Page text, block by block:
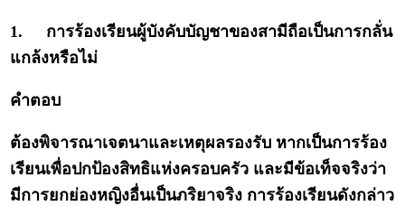
1.
การร้องเรียนผู้บังคับบัญชาของสามีถือเป็นการกลั่น
แกล้งหรือไม่
คำตอบ
ต้องพิจารณาเจตนาและเหตุผลรองรับ หากเป็นการร้อง
เรียนเพื่อปกป้องสิทธิแห่งครอบครัว และมีข้อเท็จจริงว่า
มีการยกย่องหญิงอื่นเป็นภริยาจริง การร้องเรียนดังกล่าว